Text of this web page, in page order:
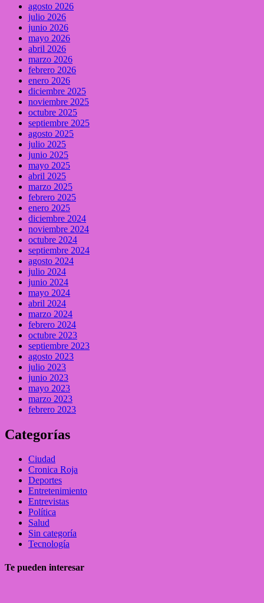
agosto 2026
julio 2026
junio 2026
mayo 2026
abril 2026
marzo 2026
febrero 2026
enero 2026
diciembre 2025
noviembre 2025
octubre 2025
septiembre 2025
agosto 2025
julio 2025
junio 2025
mayo 2025
abril 2025
marzo 2025
febrero 2025
enero 2025
diciembre 2024
noviembre 2024
octubre 2024
septiembre 2024
agosto 2024
julio 2024
junio 2024
mayo 2024
abril 2024
marzo 2024
febrero 2024
octubre 2023
septiembre 2023
agosto 2023
julio 2023
junio 2023
mayo 2023
marzo 2023
febrero 2023
Categorías
Ciudad
Cronica Roja
Deportes
Entretenimiento
Entrevistas
Política
Salud
Sin categoría
Tecnología
Te pueden interesar